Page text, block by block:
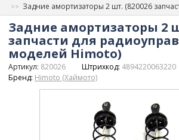
Информация о компании
About Company
Обзоры
Категории
Задние амортизаторы 2 шт. (820026 запчасти для
Задние амортизаторы 2
запчасти для
моделей Himoto)
Артикул: 820026 Штрихкод: 4894220063220
Бренд: Himoto (Хаймото)